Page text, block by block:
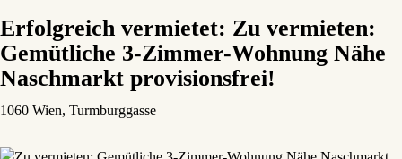
Erfolgreich vermietet: Zu vermieten:
Gemütliche 3-Zimmer-Wohnung Nähe
Naschmarkt provisionsfrei!
1060 Wien, Turmburggasse